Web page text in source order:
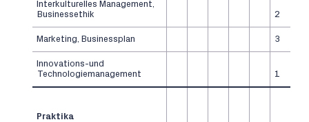
Interkulturelles Management,
Businessethik
2
Marketing, Businessplan 3
Innovations-und
Technologiemanagement
1
Praktika